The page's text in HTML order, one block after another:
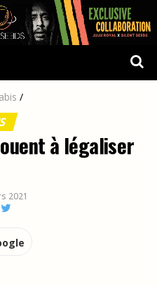
/
à légaliser
2021